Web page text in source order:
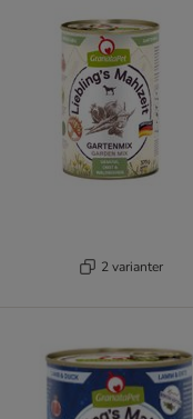
2 varianter